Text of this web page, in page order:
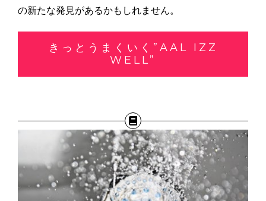
の新たな発見があるかもしれません。
きっとうまくいく”AAL IZZ
WELL”